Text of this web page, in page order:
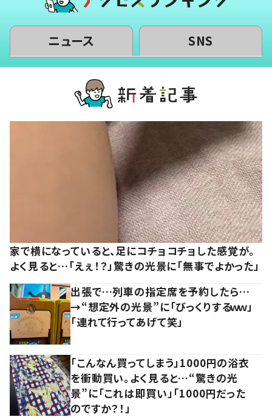
ニュース SNS
家で横になっていると、足にコチョコチョした感覚が。
よく見ると…「えぇ！？」驚きの光景に「無事でよかった」
出張で…列車の指定席を予約したら…
→“想定外の光景”に「びっくりするｗｗ」
「連れて行ってあげて笑」
「こんなん買ってしまう」1000円の浴衣
を衝動買い。よく見ると…“驚きの光
景”に「これは即買い」「1000円だった
のですか？！」